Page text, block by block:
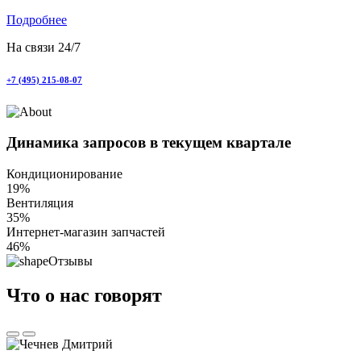
Подробнее
На связи 24/7
+7 (495) 215-08-07
Динамика запросов в текущем квартале
Кондиционирование
19%
Вентиляция
35%
Интернет-магазин запчастей
46%
Отзывы
Что о нас говорят